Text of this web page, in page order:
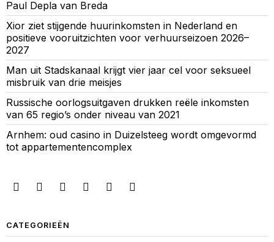
Paul Depla van Breda
Xior ziet stijgende huurinkomsten in Nederland en
positieve vooruitzichten voor verhuurseizoen 2026–
2027
Man uit Stadskanaal krijgt vier jaar cel voor seksueel
misbruik van drie meisjes
Russische oorlogsuitgaven drukken reële inkomsten
van 65 regio’s onder niveau van 2021
Arnhem: oud casino in Duizelsteeg wordt omgevormd
tot appartementencomplex
CATEGORIEËN